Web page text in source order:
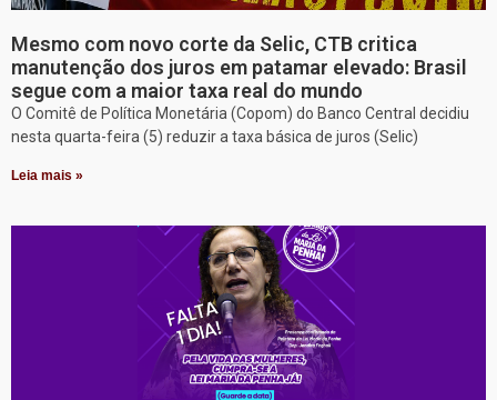
Mesmo com novo corte da Selic, CTB critica
manutenção dos juros em patamar elevado: Brasil
segue com a maior taxa real do mundo
O Comitê de Política Monetária (Copom) do Banco Central decidiu
nesta quarta-feira (5) reduzir a taxa básica de juros (Selic)
Leia mais »